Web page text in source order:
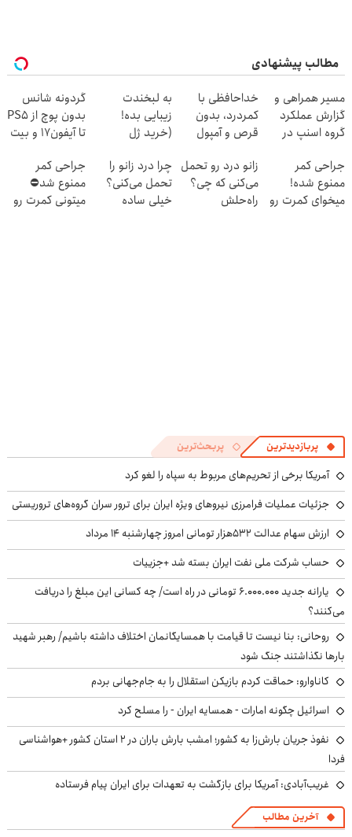
مطالب پیشنهادی
مسیر همراهی و
گزارش عملکرد
گروه اسنپ در
خداحافظی با
کمردرد، بدون
قرص و آمپول
به لبخندت
زیبایی بده!
(خرید ژل
دندان
با40%تخفیف)
گردونه شانس
بدون پوچ از PS5
تا آیفون17 و بیت
جراحی کمر
ممنوع شده!
میخوای کمرت رو
زانو درد رو تحمل
می‌کنی که چی؟
راه‌حلش
چرا درد زانو را
تحمل می‌کنی؟
خیلی ساده
جراحی کمر
ممنوع شد⛔
میتونی کمرت رو
پربازدیدترین پربحث‌ترین
آمریکا برخی از تحریم‌های مربوط به سپاه را لغو کرد
جزئیات عملیات فرامرزی نیروهای ویژه ایران برای ترور سران گروه‌های تروریستی
ارزش سهام عدالت ۵۳۲هزار تومانی امروز چهارشنبه ۱۴ مرداد
حساب‌ شرکت ملی نفت ایران بسته شد +جزییات
یارانه جدید ۶.۰۰۰.۰۰۰ تومانی در راه است/ چه کسانی این مبلغ را دریافت
می‌کنند؟
روحانی: بنا نیست تا قیامت با همسایگانمان اختلاف داشته باشیم/ رهبر شهید
بارها نگذاشتند جنگ شود
کاناوارو: حماقت کردم بازیکن استقلال را به جام‌جهانی بردم
اسرائیل چگونه امارات - همسایه ایران - را مسلح کرد
نفوذ جریان بارش‌زا به کشور؛ امشب بارش باران در ۲ استان کشور +هواشناسی
فردا
غریب‌آبادی: آمریکا برای بازگشت به تعهدات برای ایران پیام فرستاده
آخرین مطالب